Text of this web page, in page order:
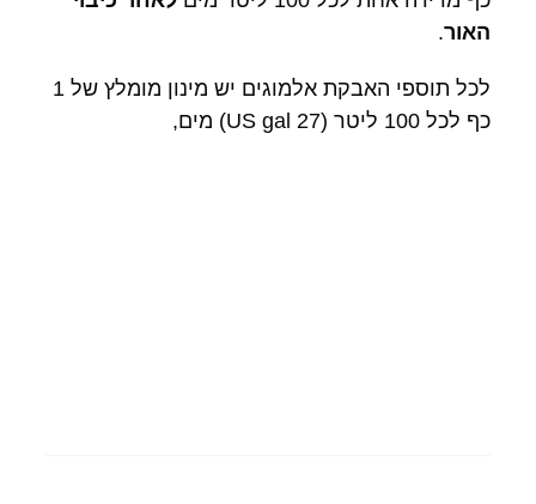
האור.
לכל תוספי האבקת אלמוגים יש מינון מומלץ של 1
כף לכל 100 ליטר (27 US gal) מים,